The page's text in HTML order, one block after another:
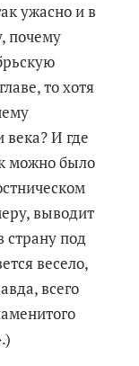
ужасно и в
почему
то хотя
И где
можно было
выводит
страну под
весело,
всего